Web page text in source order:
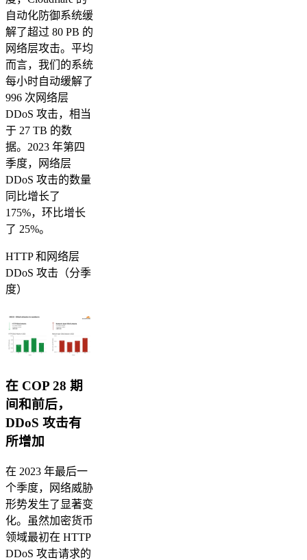
自动化防御系统缓
解了超过 80 PB 的
网络层攻击。平均
而言，我们的系统
每小时自动缓解了
996 次网络层
DDoS 攻击，相当
于 27 TB 的数
据。2023 年第四
季度，网络层
DDoS 攻击的数量
同比增长了
175%，环比增长
了 25%。
HTTP 和网络层
DDoS 攻击（分季
度）
在 COP 28 期
间和前后，
DDoS 攻击有
所增加
在 2023 年最后一
个季度，网络威胁
形势发生了显著变
化。虽然加密货币
领域最初在 HTTP
DDoS 攻击请求的